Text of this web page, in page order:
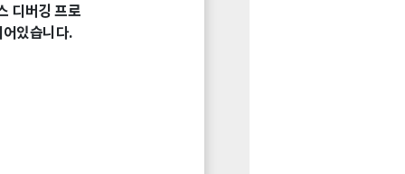
디버깅 프로
있습니다.